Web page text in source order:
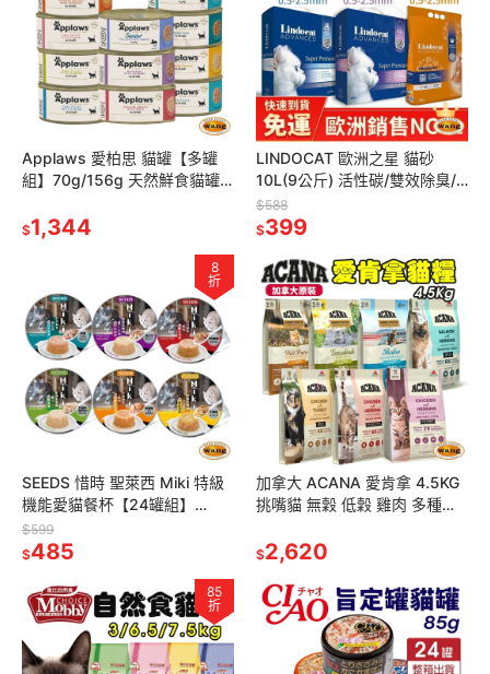
Applaws 愛柏思 貓罐【多罐
組】70g/156g 天然鮮食貓罐
$1,344
LINDOCAT 歐洲之星 貓砂
10L(9公斤) 活性碳/雙效除臭/
益生菌 城市礦砂 除臭 超強凝結
『林口旗艦店』
$588
$399
8
折
SEEDS 惜時 聖萊西 Miki 特級
機能愛貓餐杯【24罐組】
MICO 咪渴機能湯罐 副食罐 貓
罐頭『林口旗艦店』
$599
$485
加拿大 ACANA 愛肯拿 4.5KG
挑嘴貓 無穀 低穀 雞肉 多種魚
$2,620
85
折